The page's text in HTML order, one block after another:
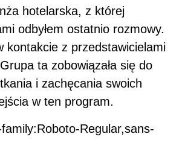
hotelarska, z której
odbyłem ostatnio rozmowy.
kontakcie z przedstawicielami
ta zobowiązała się do
i zachęcania swoich
w ten program.
Regular,sans-